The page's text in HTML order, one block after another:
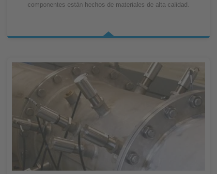
componentes están hechos de materiales de alta calidad.